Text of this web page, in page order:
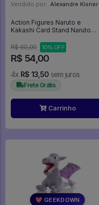
Vendido por: Alexandre Kisner - PR
Action Figures Naruto e
Kakashi Card Stand Naruto
R$ 60,00
10% OFF
R$ 54,00
4x R$ 13,50 sem juros
Frete Grátis
Carrinho
💖 GEEKDOWN